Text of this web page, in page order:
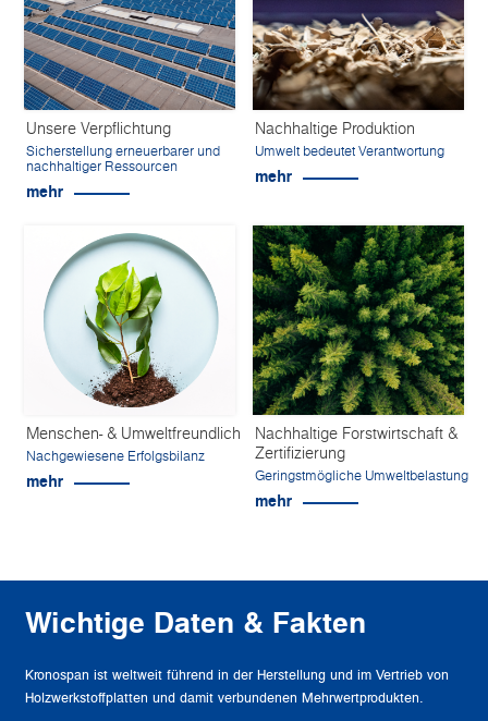
Unsere Verpflichtung
Sicherstellung erneuerbarer und
nachhaltiger Ressourcen
mehr
Nachhaltige Produktion
Umwelt bedeutet Verantwortung
mehr
Menschen- & Umweltfreundlich
Nachgewiesene Erfolgsbilanz
mehr
Nachhaltige Forstwirtschaft &
Zertifizierung
Geringstmögliche Umweltbelastung
mehr
Wichtige Daten & Fakten
Kronospan ist weltweit führend in der Herstellung und im Vertrieb von
Holzwerkstoffplatten und damit verbundenen Mehrwertprodukten.